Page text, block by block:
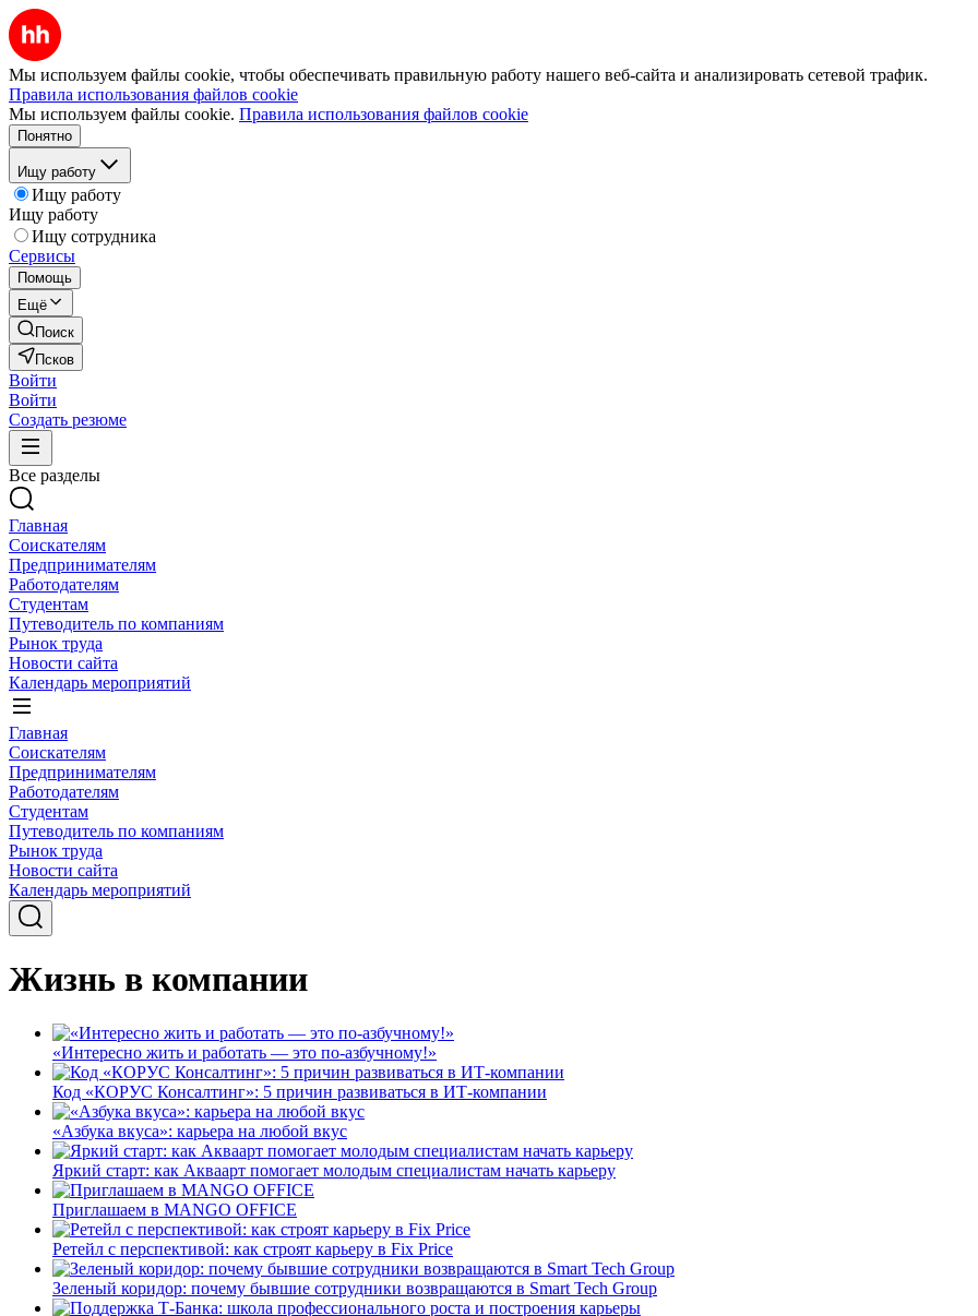
Мы используем файлы cookie, чтобы обеспечивать правильную работу нашего веб-сайта и анализировать сетевой трафик.
Правила использования файлов cookie
Мы используем файлы cookie. Правила использования файлов cookie
Понятно
Ищу работу
Ищу работу
Ищу работу
Ищу сотрудника
Сервисы
Помощь
Ещё
Поиск
Псков
Войти
Войти
Создать резюме
Все разделы
Главная
Соискателям
Предпринимателям
Работодателям
Студентам
Путеводитель по компаниям
Рынок труда
Новости сайта
Календарь мероприятий
Главная
Соискателям
Предпринимателям
Работодателям
Студентам
Путеводитель по компаниям
Рынок труда
Новости сайта
Календарь мероприятий
Жизнь в компании
«Интересно жить и работать — это по-азбучному!»
Код «КОРУС Консалтинг»: 5 причин развиваться в ИТ-компании
«Азбука вкуса»: карьера на любой вкус
Яркий старт: как Акваарт помогает молодым специалистам начать карьеру
Приглашаем в MANGO OFFICE
Ретейл с перспективой: как строят карьеру в Fix Price
Зеленый коридор: почему бывшие сотрудники возвращаются в Smart Tech Group